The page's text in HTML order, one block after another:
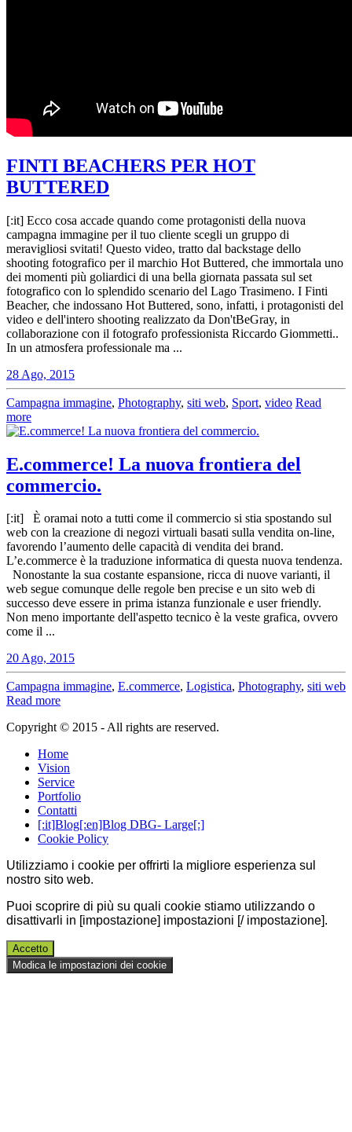
FINTI BEACHERS PER HOT
BUTTERED
[:it] Ecco cosa accade quando come protagonisti della nuova
campagna immagine per il tuo cliente scegli un gruppo di
meravigliosi svitati! Questo video, tratto dal backstage dello
shooting fotografico per il marchio Hot Buttered, che immortala uno
dei momenti più goliardici di una bella giornata passata sul set
fotografico con lo splendido scenario del Lago Trasimeno. I Finti
Beacher, che indossano Hot Buttered, sono, infatti, i protagonisti del
video e dell'intero shooting realizzato da Don'tBeGray, in
collaborazione con il fotografo professionista Riccardo Giommetti..
In un atmosfera professionale ma ...
28 Ago, 2015
Campagna immagine, Photography, siti web, Sport, video Read
more
E.commerce! La nuova frontiera del
commercio.
[:it] È oramai noto a tutti come il commercio si stia spostando sul
web con la creazione di negozi virtuali basati sulla vendita on-line,
favorendo l’aumento delle capacità di vendita dei brand.
L’e.commerce è la traduzione informatica di questa nuova tendenza.
Nonostante la sua costante espansione, ricca di nuove varianti, il
web segue comunque delle regole ben precise e un sito web di
successo deve essere in prima istanza funzionale e user friendly.
Non meno importante dell'aspetto tecnico è la veste grafica, ovvero
come il ...
20 Ago, 2015
Campagna immagine, E.commerce, Logistica, Photography, siti web
Read more
Copyright © 2015 - All rights are reserved.
Home
Vision
Service
Portfolio
Contatti
[:it]Blog[:en]Blog DBG- Large[:]
Cookie Policy
Utilizziamo i cookie per offrirti la migliore esperienza sul
nostro sito web.
Puoi scoprire di più su quali cookie stiamo utilizzando o
disattivarli in [impostazione] impostazioni [/ impostazione].
Accetto
Modica le impostazioni dei cookie